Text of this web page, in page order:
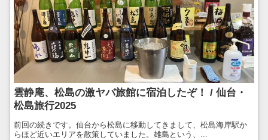
雲静庵、松島の激ヤバ旅館に宿泊したぞ！ / 仙台・
松島旅行2025
前回の続きです。仙台から松島に移動してきまして、松島海岸駅か
らほど近いエリアを散策していました。雄島という、...